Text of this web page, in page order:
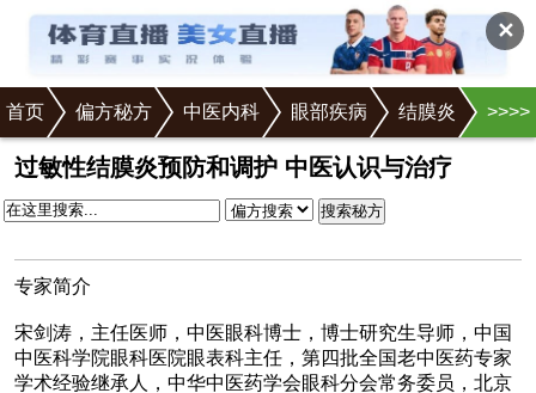
✕
首页 >
偏方秘方 >
中医内科 >
眼部疾病 >
结膜炎
>正文
过敏性结膜炎预防和调护 中医认识与治疗
搜索秘方
专家简介
宋剑涛，主任医师，中医眼科博士，博士研究生导师，中国
中医科学院眼科医院眼表科主任，第四批全国老中医药专家
学术经验继承人，中华中医药学会眼科分会常务委员，北京